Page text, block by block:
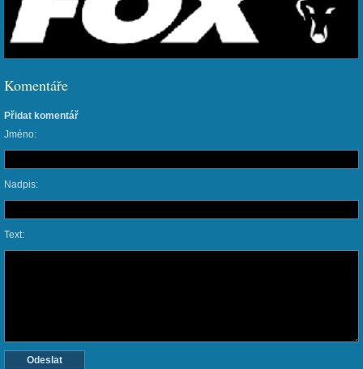
Komentáře
Přidat komentář
Jméno:
Nadpis:
Text: